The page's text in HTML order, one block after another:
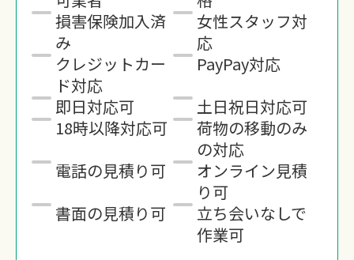
損害保険加入済
み
女性スタッフ対
応
クレジットカー
ド対応
PayPay対応
即日対応可
土日祝日対応可
18時以降対応可
荷物の移動のみ
の対応
電話の見積り可
オンライン見積
り可
書面の見積り可
立ち会いなしで
作業可